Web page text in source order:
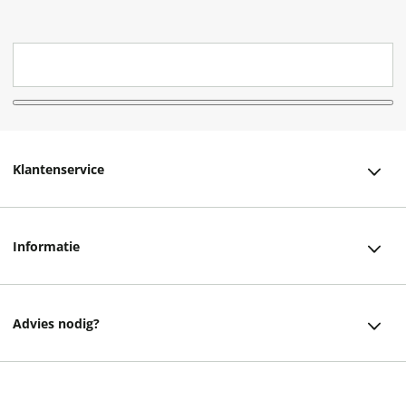
Klantenservice
Informatie
Advies nodig?